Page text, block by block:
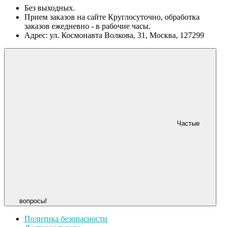
Без выходных.
Прием заказов на сайте Круглосуточно, обработка
заказов ежедневно - в рабочие часы.
Адрес: ул. Космонавта Волкова, 31, Москва, 127299
Частые
вопросы!
Политика безопасности